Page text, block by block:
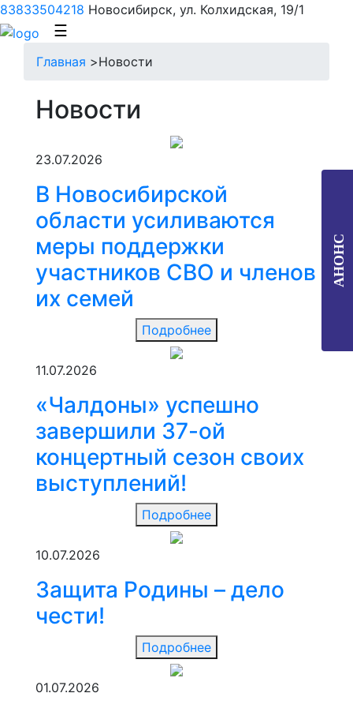
83833504218 Новосибирск, ул. Колхидская, 19/1
☰
Главная >Новости
Новости
23.07.2026
В Новосибирской
области усиливаются
меры поддержки
участников СВО и членов
их семей
Подробнее
11.07.2026
«Чалдоны» успешно
завершили 37-ой
концертный сезон своих
выступлений!
Подробнее
10.07.2026
Защита Родины – дело
чести!
Подробнее
01.07.2026
АНОНС